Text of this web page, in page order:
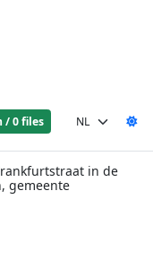
/ 0 files
in de
gemeente